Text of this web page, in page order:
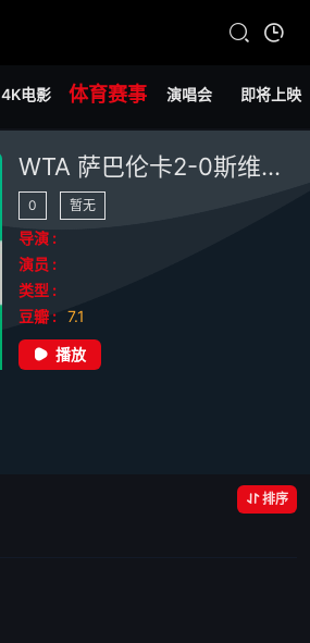
4K电影 体育赛事 演唱会 即将上映
WTA 萨巴伦卡2-0斯维托丽娜20250502
0 暂无
导演 :
演员 :
类型 :
豆瓣 :
7.1
播放
排序